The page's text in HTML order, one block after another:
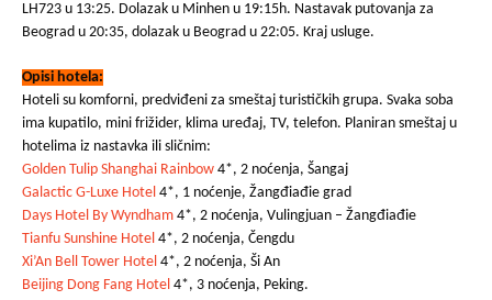
LH723 u 13:25. Dolazak u Minhen u 19:15h. Nastavak putovanja za
Beograd u 20:35, dolazak u Beograd u 22:05. Kraj usluge.
Opisi hotela:
Hoteli su komforni, predviđeni za smeštaj turističkih grupa. Svaka soba
ima kupatilo, mini frižider, klima uređaj, TV, telefon. Planiran smeštaj u
hotelima iz nastavka ili sličnim:
Golden Tulip Shanghai Rainbow 4*, 2 noćenja, Šangaj
Galactic G-Luxe Hotel 4*, 1 noćenje, Žangđiađie grad
Days Hotel By Wyndham 4*, 2 noćenja, Vulingjuan – Žangđiađie
Tianfu Sunshine Hotel 4*, 2 noćenja, Čengdu
Xi’An Bell Tower Hotel 4*, 2 noćenja, Ši An
Beijing Dong Fang Hotel 4*, 3 noćenja, Peking.